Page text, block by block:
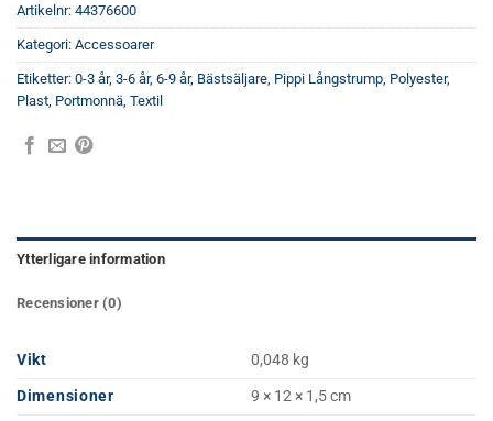
Artikelnr: 44376600
Kategori: Accessoarer
Etiketter: 0-3 år, 3-6 år, 6-9 år, Bästsäljare Pippi Långstrump Polyester,
Plast Portmonnä Textil
Ytterligare information
Recensioner (0)
Vikt
0,048 kg
Dimensioner
9 × 12 × 1,5 cm